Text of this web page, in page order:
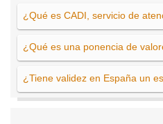
¿Qué es CADI, servicio de
¿Qué es una ponencia de
¿Tiene validez en España un